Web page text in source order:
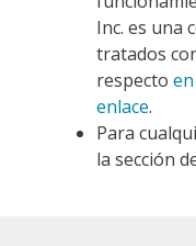
Inc. es una
tratados
respecto
enlace.
Para
la sección